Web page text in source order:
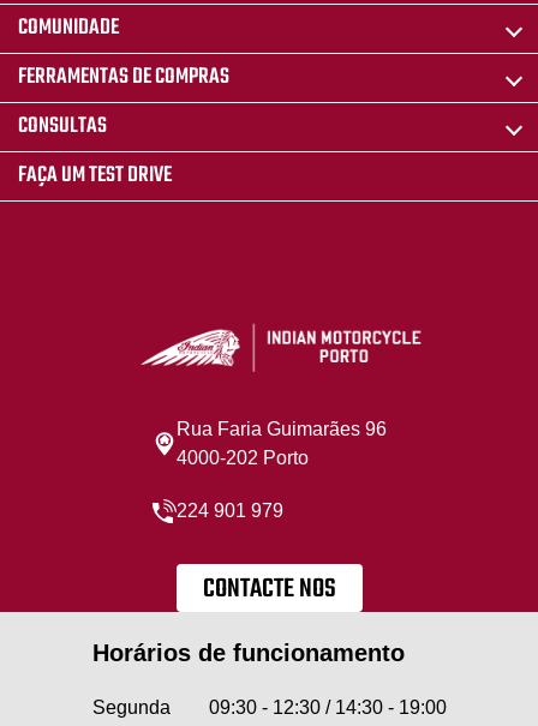
COMUNIDADE
FERRAMENTAS DE COMPRAS
CONSULTAS
FAÇA UM TEST DRIVE
Rua Faria Guimarães 96
4000-202 Porto
224 901 979
CONTACTE NOS
Horários de funcionamento
Segunda 09:30 - 12:30 / 14:30 - 19:00